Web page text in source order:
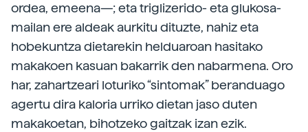
ordea, emeena—; eta triglizerido- eta glukosa-
mailan ere aldeak aurkitu dituzte, nahiz eta
hobekuntza dietarekin helduaroan hasitako
makakoen kasuan bakarrik den nabarmena. Oro
har, zahartzeari loturiko “sintomak” beranduago
agertu dira kaloria urriko dietan jaso duten
makakoetan, bihotzeko gaitzak izan ezik.